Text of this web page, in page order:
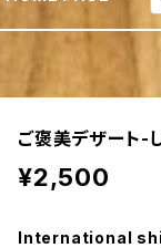
ご褒美デザート-
¥2,500
International